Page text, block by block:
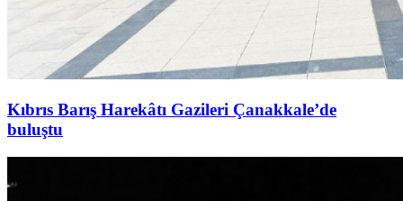
Kıbrıs Barış Harekâtı Gazileri Çanakkale’de
buluştu